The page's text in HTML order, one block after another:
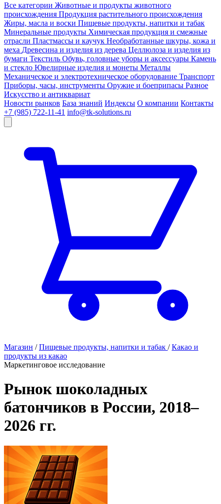
Все категории Животные и продукты животного
происхождения Продукция растительного происхождения
Жиры, масла и воски Пищевые продукты, напитки и табак
Минеральные продукты Химическая продукция и смежные
отрасли Пластмассы и каучук Необработанные шкуры, кожа и
меха Древесина и изделия из дерева Целлюлоза и изделия из
бумаги Текстиль Обувь, головные уборы и аксессуары Камень
и стекло Ювелирные изделия и монеты Металлы
Механическое и электротехническое оборудование Транспорт
Приборы, часы, инструменты Оружие и боеприпасы Разное
Искусство и антиквариат
Новости рынков База знаний Индексы О компании Контакты
+7 (985) 722-11-41 info@tk-solutions.ru
Магазин / Пищевые продукты, напитки и табак / Какао и
продукты из какао
Маркетинговое исследование
Рынок шоколадных
батончиков в России, 2018–
2026 гг.